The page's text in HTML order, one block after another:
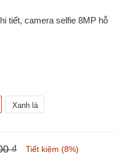
tiết, camera selfie 8MP hỗ
Xanh lá
₫ Tiết kiệm (8%)